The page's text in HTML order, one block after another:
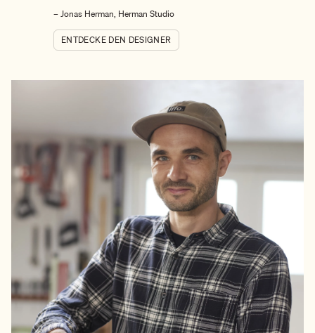
– Jonas Herman, Herman Studio
ENTDECKE DEN DESIGNER